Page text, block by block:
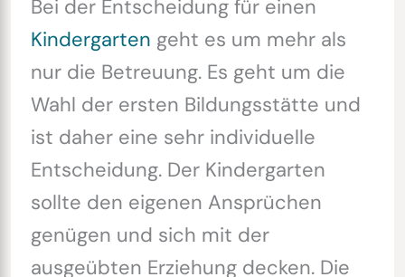
Bei der Entscheidung für einen
Kindergarten geht es um mehr als
nur die Betreuung. Es geht um die
Wahl der ersten Bildungsstätte und
ist daher eine sehr individuelle
Entscheidung. Der Kindergarten
sollte den eigenen Ansprüchen
genügen und sich mit der
ausgeübten Erziehung decken. Die